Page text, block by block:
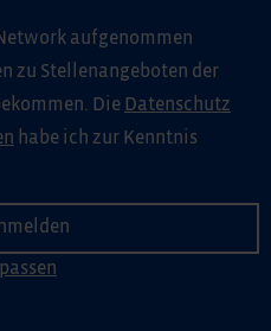
aufgenommen
zu Stellenangeboten der
Die Datenschutz
habe ich zur Kenntnis